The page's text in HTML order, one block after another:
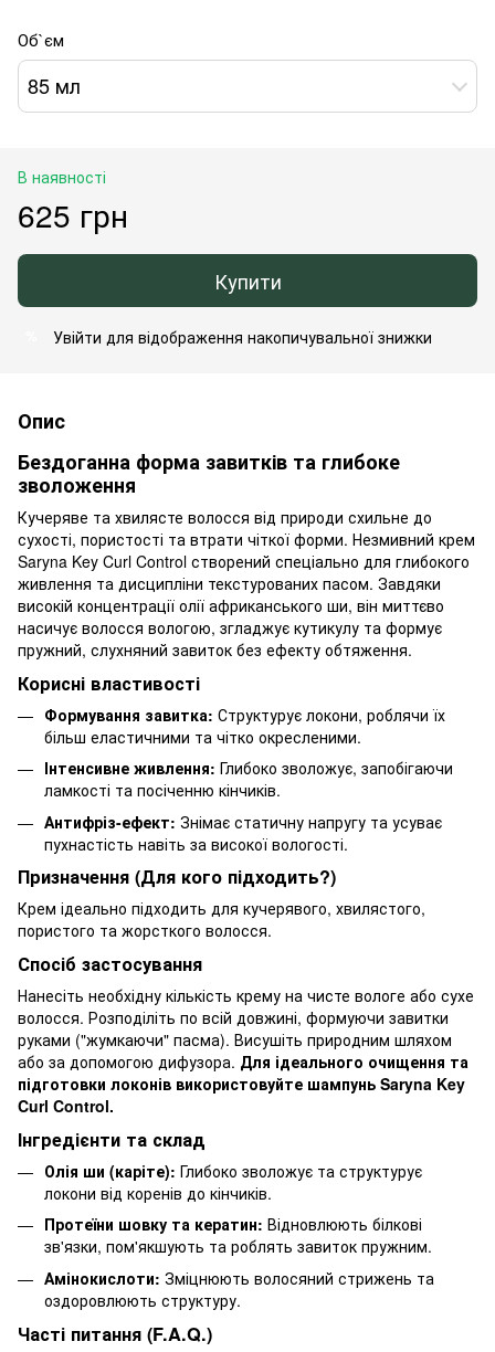
Об`єм
85 мл
В наявності
625 грн
Купити
Увійти для відображення накопичувальної знижки
Опис
Бездоганна форма завитків та глибоке
зволоження
Кучеряве та хвилясте волосся від природи схильне до
сухості, пористості та втрати чіткої форми. Незмивний крем
Saryna Key Curl Control створений спеціально для глибокого
живлення та дисципліни текстурованих пасом. Завдяки
високій концентрації олії африканського ши, він миттєво
насичує волосся вологою, згладжує кутикулу та формує
пружний, слухняний завиток без ефекту обтяження.
Корисні властивості
Формування завитка: Структурує локони, роблячи їх
більш еластичними та чітко окресленими.
Інтенсивне живлення: Глибоко зволожує, запобігаючи
ламкості та посіченню кінчиків.
Антифріз-ефект: Знімає статичну напругу та усуває
пухнастість навіть за високої вологості.
Призначення (Для кого підходить?)
Крем ідеально підходить для кучерявого, хвилястого,
пористого та жорсткого волосся.
Спосіб застосування
Нанесіть необхідну кількість крему на чисте вологе або сухе
волосся. Розподіліть по всій довжині, формуючи завитки
руками ("жумкаючи" пасма). Висушіть природним шляхом
або за допомогою дифузора. Для ідеального очищення та
підготовки локонів використовуйте шампунь Saryna Key
Curl Control.
Інгредієнти та склад
Олія ши (каріте): Глибоко зволожує та структурує
локони від коренів до кінчиків.
Протеїни шовку та кератин: Відновлюють білкові
зв'язки, пом'якшують та роблять завиток пружним.
Амінокислоти: Зміцнюють волосяний стрижень та
оздоровлюють структуру.
Часті питання (F.A.Q.)